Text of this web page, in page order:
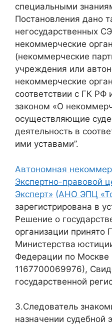
специальными
Постановления дано
негосударственных
некоммерческие
(некоммерческие
учреждения или
некоммерческие
соответствии с ГК
законом «О
осуществляющие
деятельность в
ими уставами”.
Автономная
Экспертно-правовой
Эксперт» (АНО ЭПЦ
зарегистрирована в
Решение о
организации
Министерства
Федерации по
1167700069976),
государственной
3.Следователь
назначении судебной